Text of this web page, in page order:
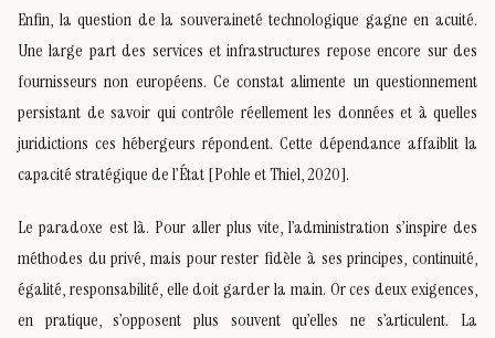
Enfin, la question de la souveraineté technologique gagne en acuité.
Une large part des services et infrastructures repose encore sur des
fournisseurs non européens. Ce constat alimente un questionnement
persistant de savoir qui contrôle réellement les données et à quelles
juridictions ces hébergeurs répondent. Cette dépendance affaiblit la
capacité stratégique de l’État [Pohle et Thiel, 2020].
Le paradoxe est là. Pour aller plus vite, l’administration s’inspire des
méthodes du privé, mais pour rester fidèle à ses principes, continuité,
égalité, responsabilité, elle doit garder la main. Or ces deux exigences,
en pratique, s’opposent plus souvent qu’elles ne s’articulent. La